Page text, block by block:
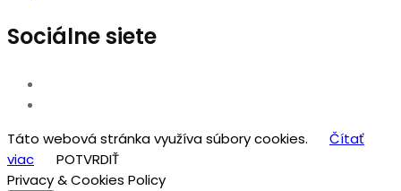
Sociálne siete
Táto webová stránka využíva súbory cookies.
Čítať
viac
POTVRDIŤ
Privacy & Cookies Policy